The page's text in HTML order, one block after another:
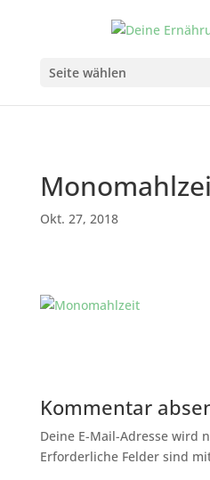
Seite wählen
Okt. 27, 2018
Kommentar
Deine E-Mail-Adresse wird
Erforderliche Felder sind